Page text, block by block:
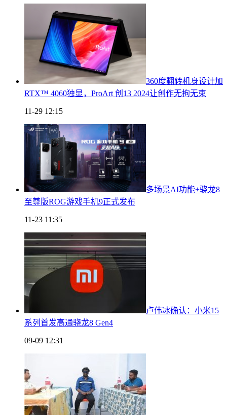
360度翻转机身设计加
RTX™ 4060独显，ProArt 创13 2024让创作无拘无束
11-29 12:15
多场景AI功能+骁龙8
至尊版ROG游戏手机9正式发布
11-23 11:35
卢伟冰确认：小米15
系列首发高通骁龙8 Gen4
09-09 12:31